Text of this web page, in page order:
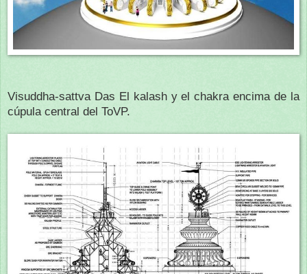
Visuddha-sattva Das El kalash y el chakra encima de la
cúpula central del ToVP.